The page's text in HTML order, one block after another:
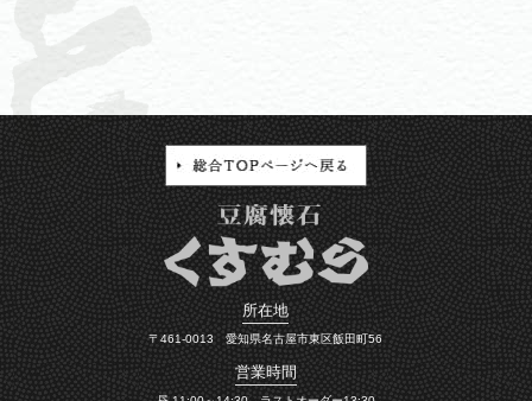
所在地
〒461-0013 愛知県名古屋市東区飯田町56
営業時間